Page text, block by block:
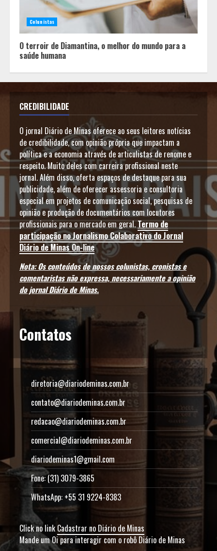
Colunistas
O terroir de Diamantina, o melhor do mundo para a
saúde humana
CREDIBILIDADE
O jornal Diário de Minas oferece ao seus leitores notícias
de credibilidade, com opinião própria que impactam a
política e a economia através de articulistas de renome e
respeito. Muito deles com carreira profissional neste
jornal. Além disso, oferta espaços de destaque para sua
publicidade, além de oferecer assessoria e consultoria
especial em projetos de comunicação social, pesquisas de
opinião e produção de documentários com locutores
profissionais para o mercado em geral.Termo de
participação no Jornalismo Colaborativo do Jornal
Diário de Minas On-line
Nota: Os conteúdos de nossos colunistas, cronistas e
comentaristas não expressa, necessariamente a opinião
do jornal Diário de Minas.
Contatos
diretoria@diariodeminas.com.br
contato@diariodeminas.com.br
redacao@diariodeminas.com.br
comercial@diariodeminas.com.br
diariodeminas1@gmail.com
Fone: (31) 3079-3865
WhatsApp: +55 31 9224-8383
Click no link Cadastrar no Diário de Minas
Mande um Oi para interagir com o robô Diário de Minas